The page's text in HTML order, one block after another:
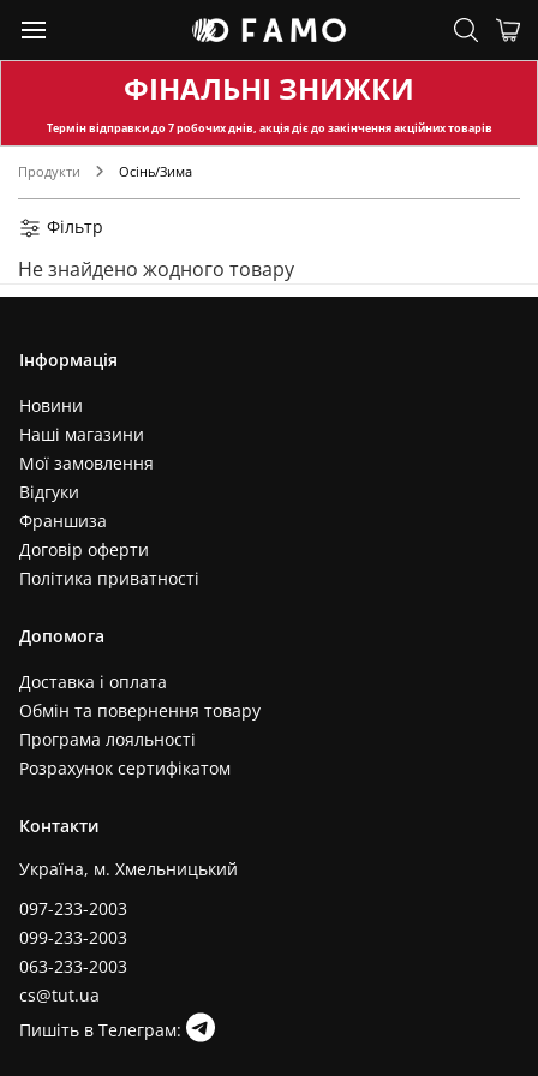
ФІНАЛЬНІ ЗНИЖКИ
Термін відправкидо 7 робочих днів, акція діє до закінчення акційних товарів
Продукти Осінь/Зима
Фільтр
Не знайдено жодного товару
Інформація
Новини
Наші магазини
Мої замовлення
Відгуки
Франшиза
Договір оферти
Політика приватності
Допомога
Доставка і оплата
Обмін та повернення товару
Програма лояльності
Розрахунок сертифікатом
Контакти
Україна, м. Хмельницький
097-233-2003
099-233-2003
063-233-2003
cs@tut.ua
Пишіть в Телеграм: